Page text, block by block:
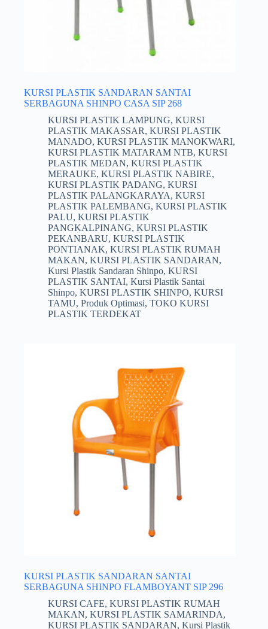
KURSI PLASTIK SANDARAN SANTAI
SERBAGUNA SHINPO CASA SIP 268
KURSI PLASTIK LAMPUNG, KURSI
PLASTIK MAKASSAR, KURSI PLASTIK
MANADO, KURSI PLASTIK MANOKWARI,
KURSI PLASTIK MATARAM NTB, KURSI
PLASTIK MEDAN, KURSI PLASTIK
MERAUKE, KURSI PLASTIK NABIRE,
KURSI PLASTIK PADANG, KURSI
PLASTIK PALANGKARAYA, KURSI
PLASTIK PALEMBANG, KURSI PLASTIK
PALU, KURSI PLASTIK
PANGKALPINANG, KURSI PLASTIK
PEKANBARU, KURSI PLASTIK
PONTIANAK, KURSI PLASTIK RUMAH
MAKAN, KURSI PLASTIK SANDARAN,
Kursi Plastik Sandaran Shinpo, KURSI
PLASTIK SANTAI, Kursi Plastik Santai
Shinpo, KURSI PLASTIK SHINPO, KURSI
TAMU, Produk Optimasi, TOKO KURSI
PLASTIK TERDEKAT
KURSI PLASTIK SANDARAN SANTAI
SERBAGUNA SHINPO FLAMBOYANT SIP 296
KURSI CAFE, KURSI PLASTIK RUMAH
MAKAN, KURSI PLASTIK SAMARINDA,
KURSI PLASTIK SANDARAN, Kursi Plastik